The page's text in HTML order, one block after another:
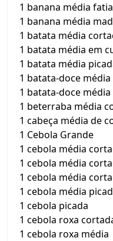
1 banana média
1 banana média
1 batata média
1 batata média em
1 batata média
1 batata-doce
1 batata-doce média
1 beterraba média
1 cabeça média de
1 Cebola Grande
1 cebola média
1 cebola média
1 cebola média
1 cebola média
1 cebola picada
1 cebola roxa
1 cebola roxa média